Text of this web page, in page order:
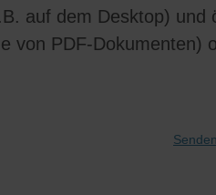
auf dem Desktop) und
von PDF-Dokumenten)
Senden